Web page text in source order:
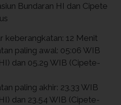
Bundaran HI dan Cipete
keberangkatan: 12 Menit
paling awal: 05:06 WIB
dan 05.29 WIB (Cipete-
paling akhir: 23.33 WIB
dan 23.54 WIB (Cipete-